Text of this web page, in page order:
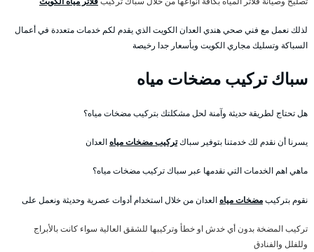
لذلك نعمل مع فني صحي هندي العدان الكويت الذي يقدم لكم خدمات متعددة في أعمال
السباكة وتسليك مجاري الكويت وبأسعار جدا رخيصة
سباك تركيب مضخات مياه
هل تحتاج لطريقة حديثة وآمنة لحل مشكلتك بتركيب مضخات مياه؟
يسرنا أن نقدم لك خدمتنا بتوفير سباكتركيب مضخات مياهالعدان
ماهي اهم الخدمات التي نقدمها عبر سباك تركيب مضخات مياه؟
نقوم بتركيبمضخات مياهالعدان من خلال استخدام أدوات عصرية وحديثة ونعمل على
تركيب المضخة بدون أي خدش او خطأ وتركيبها للشقق العالية سواء كانت بالأبراج
وللفلل والفنادق